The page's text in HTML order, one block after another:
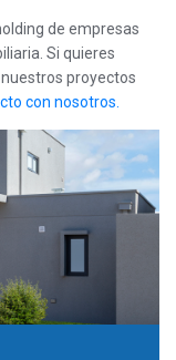
de empresas
Si quieres
proyectos
con nosotros.